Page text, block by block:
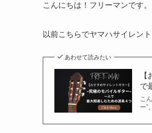
こんにちは！フリーマンです。
以前こちらでヤマハサイレン
あわせて読みたい
で
こ
ー”